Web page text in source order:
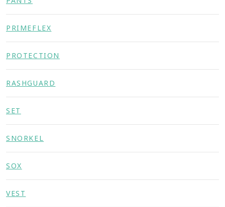
PRIMEFLEX
PROTECTION
RASHGUARD
SET
SNORKEL
SOX
VEST